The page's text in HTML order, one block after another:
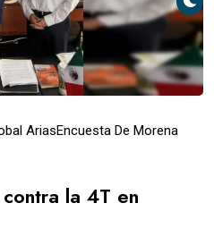
AriasEncuesta De Morena
la 4T en